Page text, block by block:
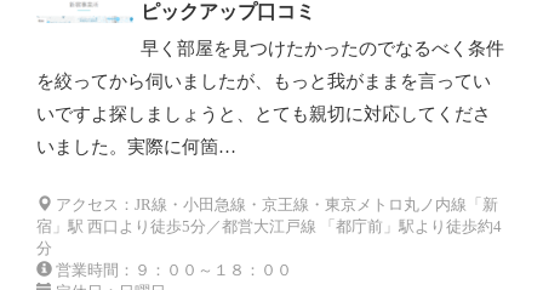
ピックアップ口コミ
早く部屋を見つけたかったのでなるべく条件
を絞ってから伺いましたが、もっと我がままを言ってい
いですよ探しましょうと、とても親切に対応してくださ
いました。実際に何箇…
アクセス：JR線・小田急線・京王線・東京メトロ丸ノ内線「新
宿」駅 西口より徒歩5分／都営大江戸線 「都庁前」駅より徒歩約4
分
営業時間：９：００～１８：００